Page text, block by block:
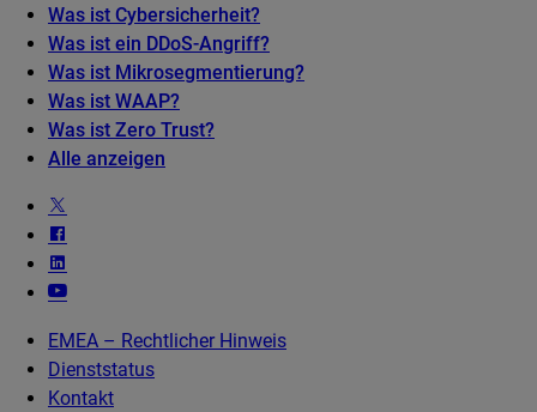
Was ist Cybersicherheit?
Was ist ein DDoS-Angriff?
Was ist Mikrosegmentierung?
Was ist WAAP?
Was ist Zero Trust?
Alle anzeigen
EMEA – Rechtlicher Hinweis
Dienststatus
Kontakt